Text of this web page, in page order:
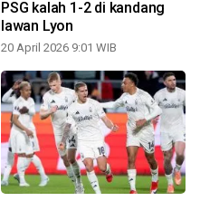
PSG kalah 1-2 di kandang
lawan Lyon
20 April 2026 9:01 WIB